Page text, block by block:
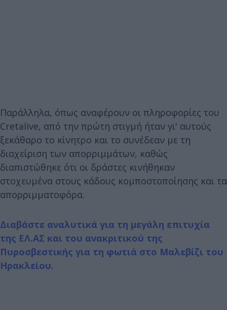
Παράλληλα, όπως αναφέρουν οι πληροφορίες του
Cretalive, από την πρώτη στιγμή ήταν γι' αυτούς
ξεκάθαρο το κίνητρο και το συνέδεαν με τη
διαχείριση των απορριμμάτων, καθώς
διαπιστώθηκε ότι οι δράστες κινήθηκαν
στοχευμένα στους κάδους κομποστοποίησης και τα
απορριμματοφόρα.
Διαβάστε αναλυτικά για τη μεγάλη επιτυχία
της ΕΛ.ΑΣ και του ανακριτικού της
Πυροσβεστικής για τη φωτιά στο Μαλεβίζι του
Ηρακλείου.